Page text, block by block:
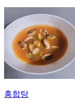
홍합탕